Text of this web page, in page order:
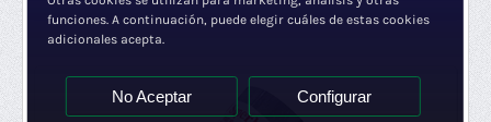
funciones. A continuación, puede elegir cuáles de estas cookies
adicionales acepta.
No Aceptar Configurar